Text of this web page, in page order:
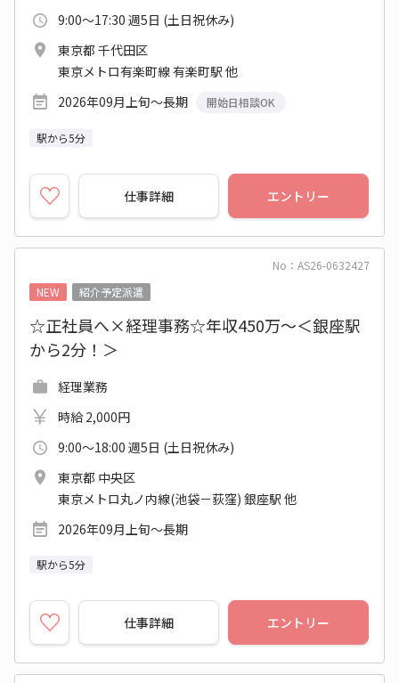
9:00～17:30 週5日 (土日祝休み)
東京都 千代田区
東京メトロ有楽町線 有楽町駅 他
2026年09月上旬～長期
開始日相談OK
駅から5分
仕事詳細 エントリー
No：AS26-0632427
NEW
紹介予定派遣
☆正社員へ×経理事務☆年収450万～＜銀座駅
から2分！＞
経理業務
時給 2,000円
9:00～18:00 週5日 (土日祝休み)
東京都 中央区
東京メトロ丸ノ内線(池袋－荻窪) 銀座駅 他
2026年09月上旬～長期
駅から5分
仕事詳細 エントリー